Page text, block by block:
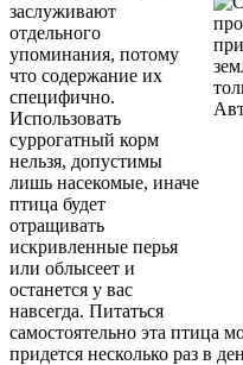
заслуживают
отдельного
упоминания, потому
что содержание их
специфично.
Использовать
суррогатный корм
нельзя, допустимы
лишь насекомые, иначе
птица будет
отращивать
искривленные перья
или облысеет и
останется у вас
навсегда. Питаться
самостоятельно эта птица
придется несколько раз в